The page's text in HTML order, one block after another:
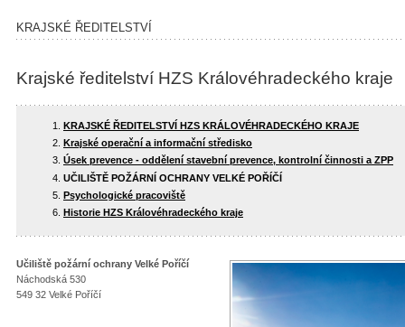
KRAJSKÉ ŘEDITELSTVÍ
Krajské ředitelství HZS Královéhradeckého kraje
KRAJSKÉ ŘEDITELSTVÍ HZS KRÁLOVÉHRADECKÉHO KRAJE
Krajské operační a informační středisko
Úsek prevence - oddělení stavební prevence, kontrolní činnosti a ZPP
UČILIŠTĚ POŽÁRNÍ OCHRANY VELKÉ POŘÍČÍ
Psychologické pracoviště
Historie HZS Královéhradeckého kraje
Učiliště požární ochrany Velké Poříčí
Náchodská 530
549 32 Velké Poříčí